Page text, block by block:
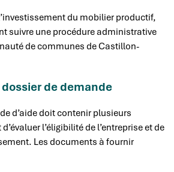
du mobilier productif,
suivre une procédure administrative
de communes de Castillon-
de demande
d’aide doit contenir plusieurs
l’éligibilité de l’entreprise et de
Les documents à fournir